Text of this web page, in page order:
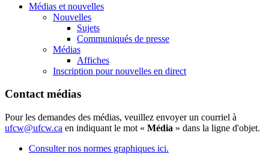
Médias et nouvelles
Nouvelles
Sujets
Communiqués de presse
Médias
Affiches
Inscription pour nouvelles en direct
Contact médias
Pour les demandes des médias, veuillez envoyer un courriel à
ufcw@ufcw.ca en indiquant le mot « Média » dans la ligne d'objet.
Consulter nos normes graphiques ici.